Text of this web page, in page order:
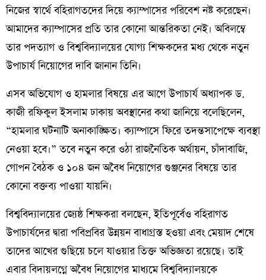
নিজের স্বার্থে বহিরাগতদের দিয়ে ক্যাম্পাসের পরিবেশ নষ্ট করেছেন।
আমাদের ক্যাম্পাসের প্রতি তার কোনো আন্তরিকতা নেই। অবিলম্বে
তার পদত্যাগ ও বিশ্ববিদ্যালয়ের যোগ্য শিক্ষকদের মধ্য থেকে নতুন
উপাচার্য নিয়োগের দাবি জানান তিনি।
​এসব অভিযোগ ও হামলার বিষয়ে এর আগে উপাচার্য অধ্যাপক ড.
কাজী রফিকুল ইসলাম ঢাকায় অবস্থানের কথা জানিয়ে বলেছিলেন,
“হামলার ঘটনাটি অনাকাঙ্ক্ষিত। ক্যাম্পাসে ফিরে তদন্তসাপেক্ষে ব্যবস্থা
নেওয়া হবে।” তবে নতুন করে ওঠা রাজনৈতিক অর্থায়ন, চাঁদাবাজি,
গোপন বৈঠক ও ১০৪ জন অবৈধ নিয়োগের গুঞ্জনের বিষয়ে তার
কোনো বক্তব্য পাওয়া যায়নি।
​বিশ্ববিদ্যালয়ের জ্যেষ্ঠ শিক্ষকরা বলছেন, ইতিপূর্বেও বহিরাগত
উপাচার্যদের দ্বারা পবিপ্রবির উন্নয়ন বাধাগ্রস্ত হওয়া এবং মেয়াদ শেষে
তাদের আখের গুছিয়ে চলে যাওয়ার তিক্ত অভিজ্ঞতা রয়েছে। তাই
এবার বিদায়লগ্নে অবৈধ নিয়োগের মাধ্যমে বিশ্ববিদ্যালয়কে